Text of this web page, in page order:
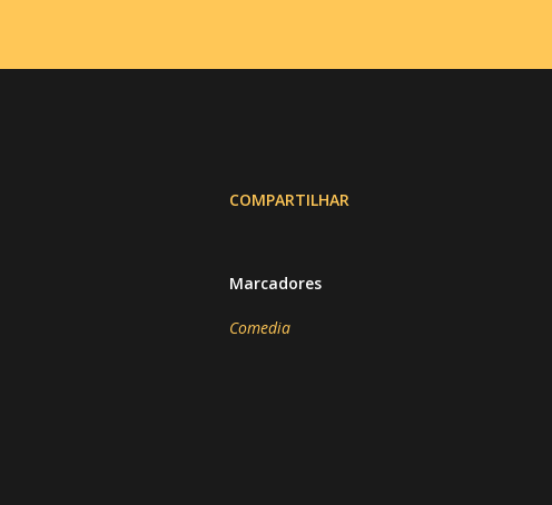
COMPARTILHAR
Marcadores
Comedia